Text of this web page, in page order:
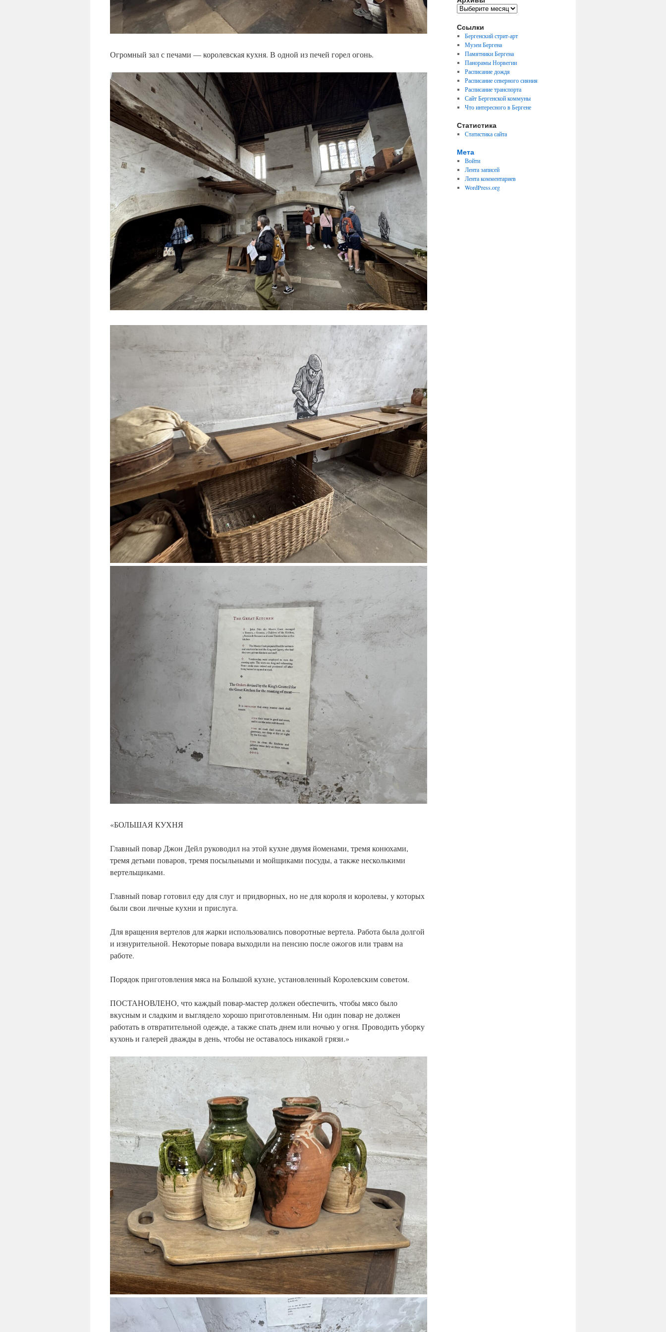
Огромный зал с печами — королевская кухня. В одной из печей горел огонь.
«БОЛЬШАЯ КУХНЯ
Главный повар Джон Дейл руководил на этой кухне двумя йоменами, тремя конюхами,
тремя детьми поваров, тремя посыльными и мойщиками посуды, а также несколькими
вертельщиками.
Главный повар готовил еду для слуг и придворных, но не для короля и королевы, у которых
были свои личные кухни и прислуга.
Для вращения вертелов для жарки использовались поворотные вертела. Работа была долгой
и изнурительной. Некоторые повара выходили на пенсию после ожогов или травм на
работе.
Порядок приготовления мяса на Большой кухне, установленный Королевским советом.
ПОСТАНОВЛЕНО, что каждый повар-мастер должен обеспечить, чтобы мясо было
вкусным и сладким и выглядело хорошо приготовленным. Ни один повар не должен
работать в отвратительной одежде, а также спать днем ​​или ночью у огня. Проводить уборку
кухонь и галерей дважды в день, чтобы не оставалось никакой грязи.»
Архивы
Ссылки
Бергенский стрит-арт
Музеи Бергена
Памятники Бергена
Панорамы Норвегии
Расписание дождя
Расписание северного сияния
Расписание транспорта
Сайт Бергенской коммуны
Что интересного в Бергене
Статистика
Статистика сайта
Мета
Войти
Лента записей
Лента комментариев
WordPress.org